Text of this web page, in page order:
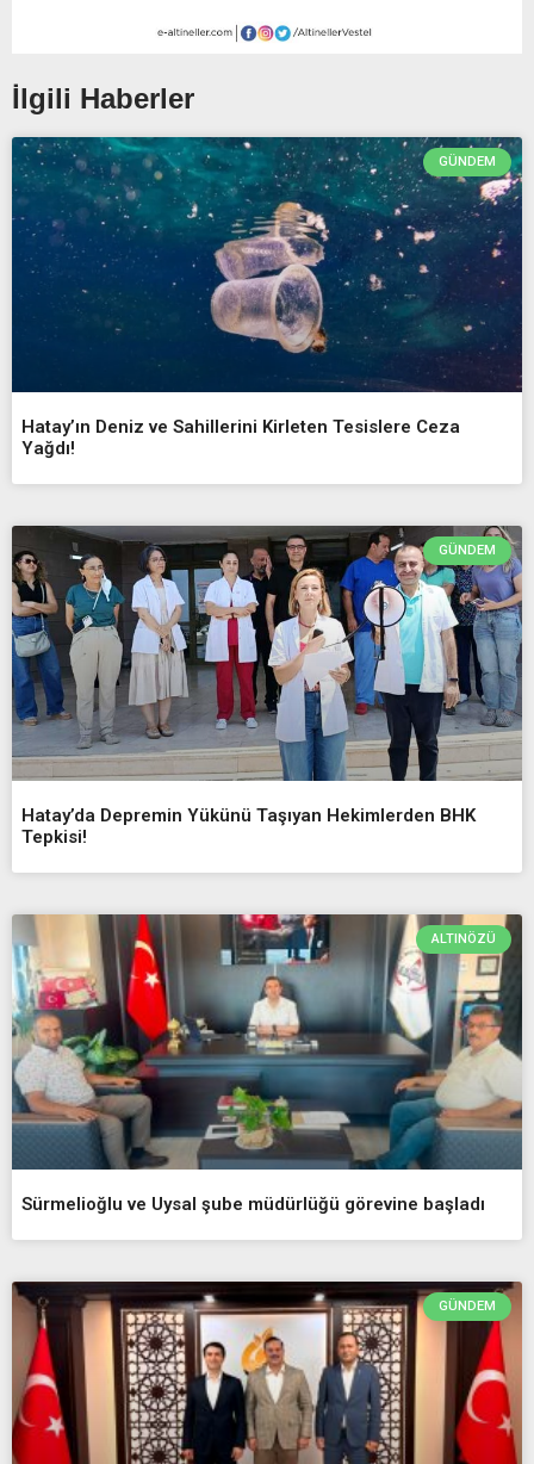
İlgili Haberler
GÜNDEM
Hatay’ın Deniz ve Sahillerini Kirleten Tesislere Ceza
Yağdı!
GÜNDEM
Hatay’da Depremin Yükünü Taşıyan Hekimlerden BHK
Tepkisi!
ALTINÖZÜ
Sürmelioğlu ve Uysal şube müdürlüğü görevine başladı
GÜNDEM